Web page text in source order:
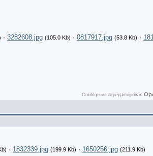
· 3282608.jpg (105.0 Kb) · 0817917.jpg (53.8 Kb) ·
Сообщение отредактировал
· 1832339.jpg (199.9 Kb) · 1650256.jpg (211.9 Kb)